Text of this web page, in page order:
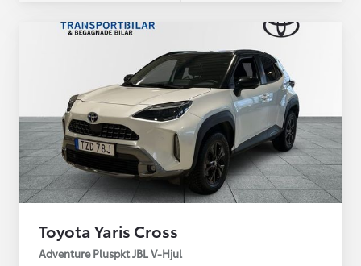
Toyota Yaris Cross
Adventure Pluspkt JBL V-Hjul